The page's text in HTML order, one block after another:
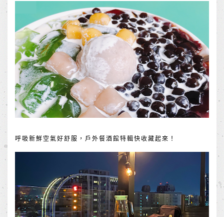
呼吸新鮮空氣好舒服，戶外餐酒館特輯快收藏起來！